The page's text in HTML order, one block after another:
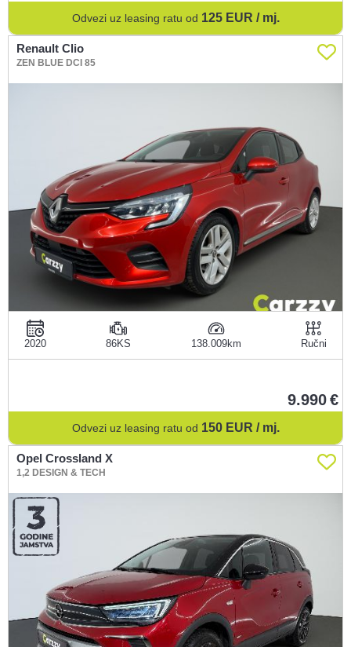
Odvezi uz leasing ratu od 125 EUR / mj.
Renault Clio
ZEN BLUE DCI 85
2020 86KS 138.009 Ručni
9.990
Odvezi uz leasing ratu od 150 EUR / mj.
Opel Crossland X
1,2 DESIGN & TECH